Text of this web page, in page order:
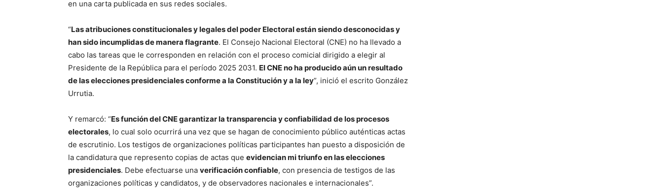
en una carta publicada en sus redes sociales.
“Las atribuciones constitucionales y legales del poder Electoral están siendo desconocidas y
han sido incumplidas de manera flagrante. El Consejo Nacional Electoral (CNE) no ha llevado a
cabo las tareas que le corresponden en relación con el proceso comicial dirigido a elegir al
Presidente de la República para el período 2025 2031. El CNE no ha producido aún un resultado
de las elecciones presidenciales conforme a la Constitución y a la ley”, inició el escrito González
Urrutia.
Y remarcó: “Es función del CNE garantizar la transparencia y confiabilidad de los procesos
electorales, lo cual solo ocurrirá una vez que se hagan de conocimiento público auténticas actas
de escrutinio. Los testigos de organizaciones políticas participantes han puesto a disposición de
la candidatura que represento copias de actas que evidencian mi triunfo en las elecciones
presidenciales. Debe efectuarse una verificación confiable, con presencia de testigos de las
organizaciones políticas y candidatos, y de observadores nacionales e internacionales”.